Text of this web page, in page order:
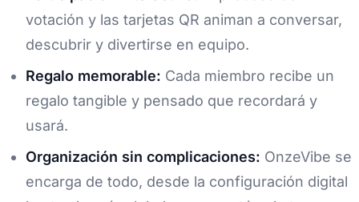
votación y las tarjetas QR animan a conversar,
descubrir y divertirse en equipo.
Regalo memorable: Cada miembro recibe un
regalo tangible y pensado que recordará y
usará.
Organización sin complicaciones: OnzeVibe se
encarga de todo, desde la configuración digital